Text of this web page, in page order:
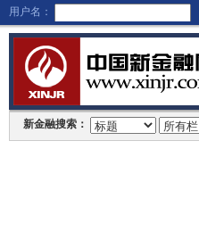
用户名：
新金融搜索：